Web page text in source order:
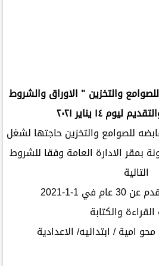
والتخزين " الاوراق والشروط
١٤ يناير ٢٠٢١
للصوامع والتخزين حاجتها لشغل
بمقر الادارة العامة وفقا للشروط
التالية
في 1-1-2021
والكتابة
امية / ابتدائيه/ الاعدادية